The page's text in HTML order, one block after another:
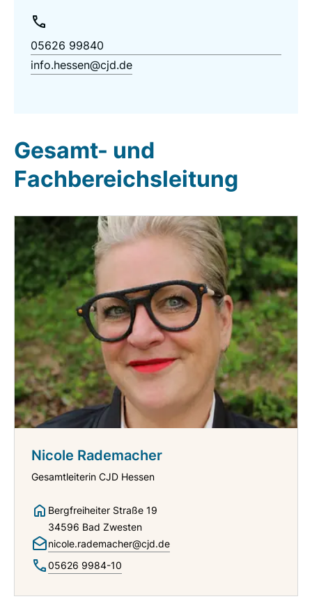
05626 99840
info.hessen@cjd.de
Gesamt- und
Fachbereichsleitung
Nicole Rademacher
Gesamtleiterin CJD Hessen
Bergfreiheiter Straße 19
34596 Bad Zwesten
nicole.rademacher@cjd.de
05626 9984-10